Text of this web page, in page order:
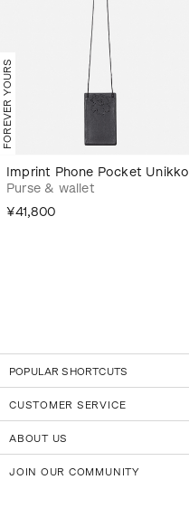
FOREVER YOURS
Imprint Phone Pocket Unikko
Purse & wallet
¥41,800
POPULAR SHORTCUTS
CUSTOMER SERVICE
ABOUT US
JOIN OUR COMMUNITY